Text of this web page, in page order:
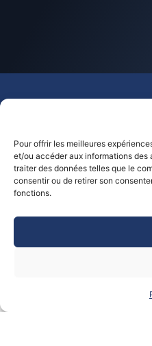
Pour offrir les meilleures
et/ou accéder aux informations
traiter des données telles que le
consentir ou de retirer son
fonctions.
CONTACTEZ-
NOUS
VIVRE